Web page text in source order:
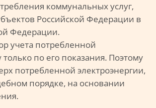
коммунальных услуг,
Российской Федерации в
Федерации.
учета потребленной
по его показания. Поэтому
потребленной электроэнергии,
порядке, на основании